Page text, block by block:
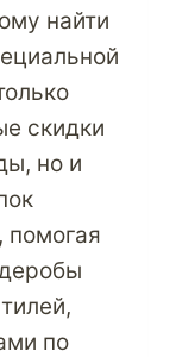
найти
скидки
но и
помогая
по